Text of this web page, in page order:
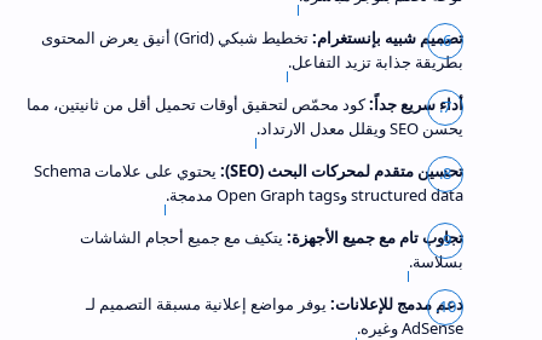
تصميم شبيه بإنستغرام:
تخطيط شبكي (Grid) أنيق يعرض المحتوى
بطريقة جذابة تزيد التفاعل.
أداء سريع جداً:كود محمّص لتحقيق أوقات تحميل أقل من ثانيتين، مما
يحسن SEO ويقلل معدل الارتداد.
تحسين متقدم لمحركات البحث (SEO):
يحتوي على علامات Schema
structured data وOpen Graph tags مدمجة.
تجاوب تام مع جميع الأجهزة: يتكيف مع جميع أحجام الشاشات
بسلاسة.
دعم مدمج للإعلانات: يوفر مواضع إعلانية مسبقة التصميم لـ
AdSense وغيره.